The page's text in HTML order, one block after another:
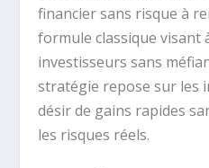
financier sans risque à
formule classique visant
investisseurs sans
stratégie repose sur les
désir de gains rapides
les risques réels.